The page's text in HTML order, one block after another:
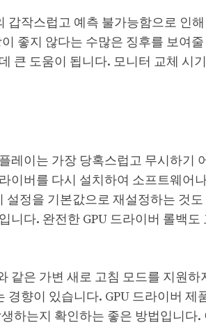
작스럽고 예측 불가능함으로 인
좋지 않다는 수많은 징후를 보여
큰 도움이 됩니다. 모니터 교체 시
레이는 가장 당혹스럽고 무시하기
이버를 다시 설치하여 소프트웨어
설정을 기본값으로 재설정하는 것
다. 완전한 GPU 드라이버 롤백도
같은 가변 새로 고침 모드를 지원
향이 있습니다. GPU 드라이버 제
하는지 확인하는 좋은 방법입니다.